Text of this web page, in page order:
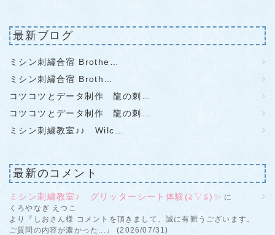
最新ブログ
ミシン刺繡合宿 Brothe…
ミシン刺繡合宿 Broth…
コツコツとデータ制作 龍の刺…
コツコツとデータ制作 龍の刺…
ミシン刺繍教室♪♪ Wilc…
最新のコメント
ミシン刺繍教室♪ グリッターシート体験(≧▽≦)✨ に
くろやなぎ えつこ
より『しおさん様 コメントを頂きまして、誠に有難うございます。
ご質問の内容が濃かった...』 (2026/07/31)